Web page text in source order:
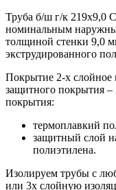
Труба б/ш г/к 219х9,0
номинальным
толщиной стенки 9,0
экструдированного
Покрытие 2-х слойное
защитного покрытия
покрытия:
термоплавкий
защитный слой
полиэтилена.
Изолируем трубы с
или 3х слойную